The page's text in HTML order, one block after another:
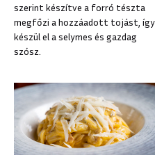
szerint készítve a forró tészta
megfőzi a hozzáadott tojást, így
készül el a selymes és gazdag
szósz.